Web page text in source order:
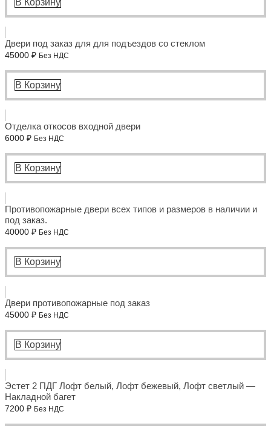
В Корзину
Двери под заказ для для подъездов со стеклом
45000 ₽ Без НДС
В Корзину
Отделка откосов входной двери
6000 ₽ Без НДС
В Корзину
Противопожарные двери всех типов и размеров в наличии и
под заказ.
40000 ₽ Без НДС
В Корзину
Двери противопожарные под заказ
45000 ₽ Без НДС
В Корзину
Эстет 2 ПДГ Лофт белый, Лофт бежевый, Лофт светлый —
Накладной багет
7200 ₽ Без НДС